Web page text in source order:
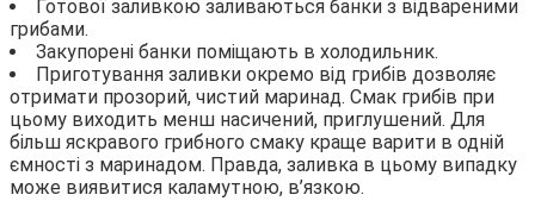
Готової заливкою заливаються банки з відвареними
грибами.
Закупорені банки поміщають в холодильник.
Приготування заливки окремо від грибів дозволяє
отримати прозорий, чистий маринад. Смак грибів при
цьому виходить менш насичений, приглушений. Для
більш яскравого грибного смаку краще варити в одній
ємності з маринадом. Правда, заливка в цьому випадку
може виявитися каламутною, в’язкою.